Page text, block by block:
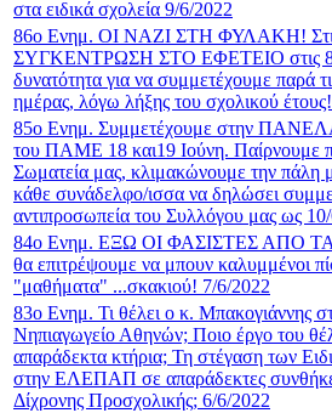
στα ειδικά σχολεία 9/6/2022
86ο Ενημ. ΟΙ ΝΑΖΙ ΣΤΗ ΦΥΛΑΚΗ!
ΣΥΓΚΕΝΤΡΩΣΗ ΣΤΟ ΕΦΕΤΕΙΟ στις
δυνατότητα για να συμμετέχουμε παρά
ημέρας, λόγω λήξης του σχολικού
85ο Ενημ. Συμμετέχουμε στην
του ΠΑΜΕ 18 και19 Ιούνη. Παίρνουμε
Σωματεία μας, κλιμακώνουμε την
κάθε συνάδελφο/ισσα να δηλώσει
αντιπροσωπεία του Συλλόγου μας ως
84ο Ενημ. ΕΞΩ ΟΙ ΦΑΣΙΣΤΕΣ ΑΠΟ
θα επιτρέψουμε να μπουν καλυμμένοι
"μαθήματα" ...σκακιού! 7/6/2022
83ο Ενημ. Τι θέλει ο κ. Μπακογιάννης
Νηπιαγωγείο Αθηνών; Ποιο έργο του
απαράδεκτα κτήρια; Τη στέγαση των
στην ΕΛΕΠΑΠ σε απαράδεκτες
Δίχρονης Προσχολικής; 6/6/2022